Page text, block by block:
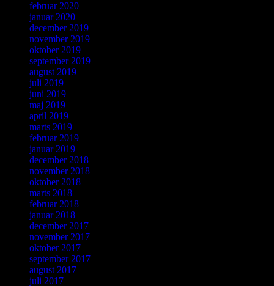
februar 2020
januar 2020
december 2019
november 2019
oktober 2019
september 2019
august 2019
juli 2019
juni 2019
maj 2019
april 2019
marts 2019
februar 2019
januar 2019
december 2018
november 2018
oktober 2018
marts 2018
februar 2018
januar 2018
december 2017
november 2017
oktober 2017
september 2017
august 2017
juli 2017